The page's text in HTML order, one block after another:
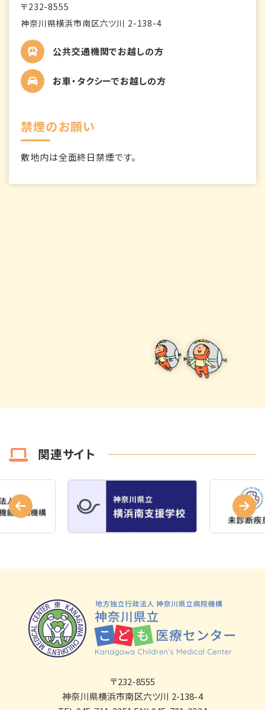
〒232-8555
神奈川県横浜市南区六ツ川 2-138-4
公共交通機関でお越しの方
お車・タクシーでお越しの方
禁煙のお願い
敷地内は全面終日禁煙です。
関連サイト
〒232-8555
神奈川県横浜市南区六ツ川 2-138-4